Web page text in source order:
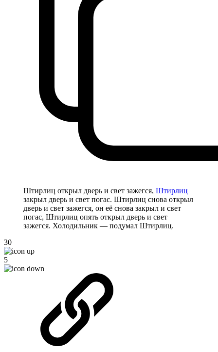
Штирлиц открыл дверь и свет зажегся, Штирлиц
закрыл дверь и свет погас. Штирлиц снова открыл
дверь и свет зажегся, он её снова закрыл и свет
погас, Штирлиц опять открыл дверь и свет
зажегся. Холодильник — подумал Штирлиц.
30
5